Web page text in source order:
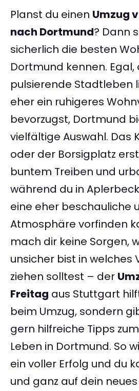
Planst du einen Umzug
nach Dortmund? Dann
sicherlich die besten
Dortmund kennen. Egal,
pulsierende Stadtleben
eher ein ruhigeres
bevorzugst, Dortmund
vielfältige Auswahl. Das
oder der Borsigplatz
buntem Treiben und
während du in
eine eher beschauliche
Atmosphäre vorfinden
mach dir keine Sorgen,
unsicher bist in welches
ziehen solltest – der
Freitag aus Stuttgart
beim Umzug, sondern
gern hilfreiche Tipps
Leben in Dortmund. So
ein voller Erfolg und du
und ganz auf dein